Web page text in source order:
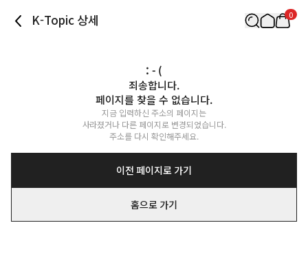
K-Topic 상세 0
: - (
죄송합니다.
페이지를 찾을 수 없습니다.
지금 입력하신 주소의 페이지는
사라졌거나 다른 페이지로 변경되었습니다.
주소를 다시 확인해주세요.
이전 페이지로 가기
홈으로 가기